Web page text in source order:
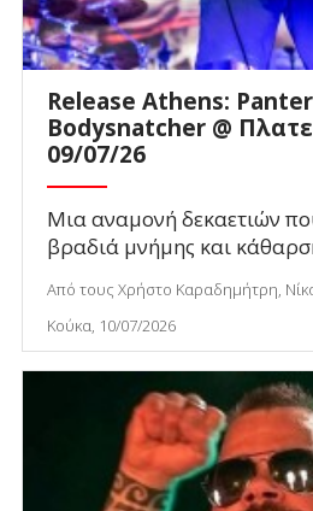
Release Athens:
Bodysnatcher @
09/07/26
Μια αναμονή δεκαετιών
βραδιά μνήμης και
Από τους Χρήστο Καραδημήτρη,
Κούκα, 10/07/2026